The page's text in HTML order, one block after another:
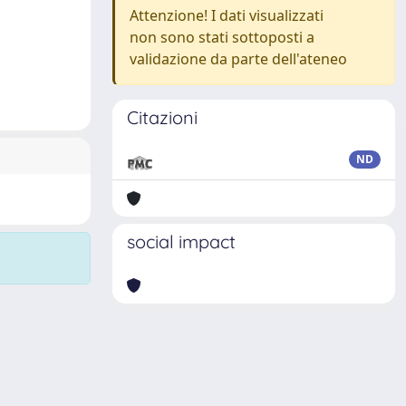
Attenzione! I dati visualizzati
non sono stati sottoposti a
validazione da parte dell'ateneo
Citazioni
ND
social impact